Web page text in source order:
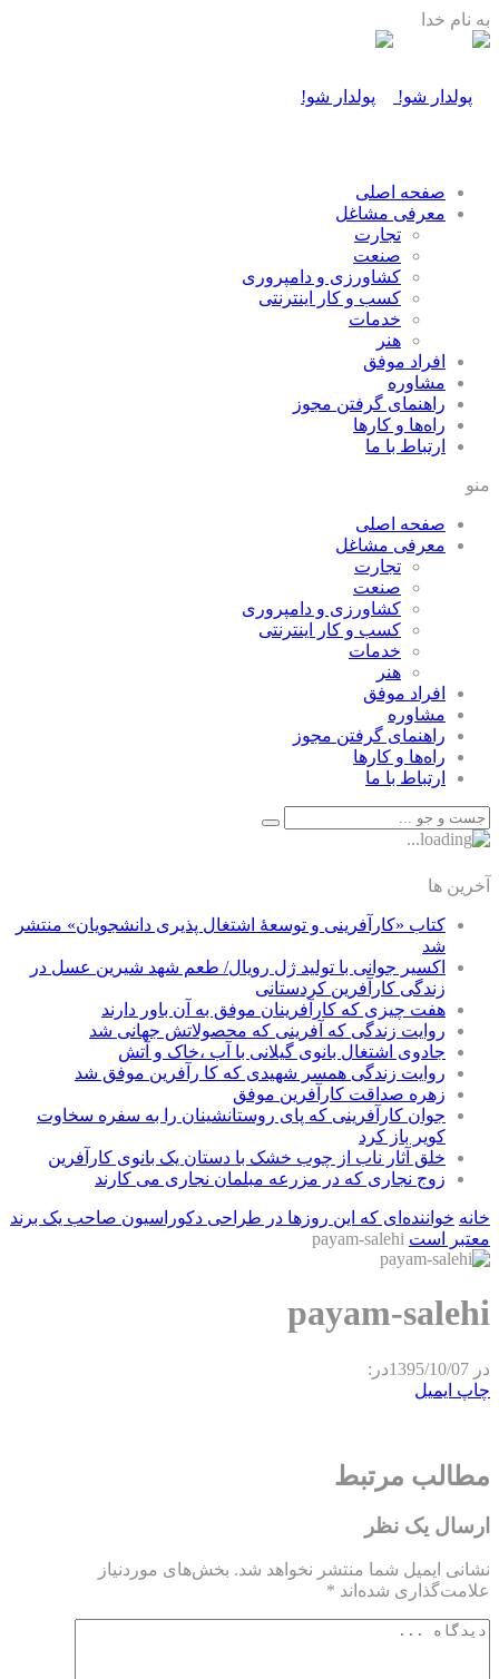
به نام خدا
صفحه اصلی
معرفی مشاغل
تجارت
صنعت
كشاورزی و دامپروری
كسب و كار اينترنتی
خدمات
هنر
افراد موفق
مشاوره
راهنمای گرفتن مجوز
راه‌ها و كارها
ارتباط با ما
منو
صفحه اصلی
معرفی مشاغل
تجارت
صنعت
كشاورزی و دامپروری
كسب و كار اينترنتی
خدمات
هنر
افراد موفق
مشاوره
راهنمای گرفتن مجوز
راه‌ها و كارها
ارتباط با ما
آخرین ها
کتاب «کارآفرینی و توسعۀ اشتغال پذیری دانشجویان» منتشر
شد
اکسیر جوانی با تولید ژل رویال/ طعم شهد شیرین عسل‌ در
زندگی کارآفرین کردستانی
هفت چیزی که کارآفرینان موفق به آن باور دارند
روایت زندگی که آفرینی که محصولاتش جهانی شد
جادوی اشتغال بانوی گیلانی با آب ،خاک و آتش
روایت زندگی همسر شهیدی که کا رآفرین موفق شد
زهره صداقت کارآفرین موفق
جوان کارآفرینی که پای روستانشینان را به سفره سخاوت
کویر باز کرد
خلق آثار ناب از چوب خشک با دستان یک بانوی کارآفرین
زوج نجاری که در مزرعه مبلمان نجاری می کارند
خانه خواننده‌ای که این روزها در طراحی دکوراسیون صاحب یک برند
معتبر است payam-salehi
payam-salehi
در 1395/10/07در:
چاپ ایمیل
مطالب مرتبط
ارسال یک نظر
نشانی ایمیل شما منتشر نخواهد شد. بخش‌های موردنیاز
علامت‌گذاری شده‌اند *